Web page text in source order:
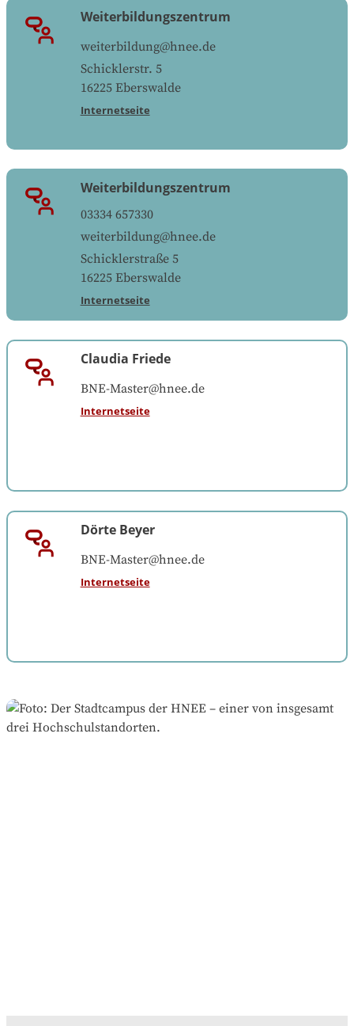
Weiterbildungszentrum
weiterbildung@hnee.de
Schicklerstr. 5
16225 Eberswalde
Internetseite
Weiterbildungszentrum
03334 657330
weiterbildung@hnee.de
Schicklerstraße 5
16225 Eberswalde
Internetseite
Claudia Friede
BNE-Master@hnee.de
Internetseite
Dörte Beyer
BNE-Master@hnee.de
Internetseite